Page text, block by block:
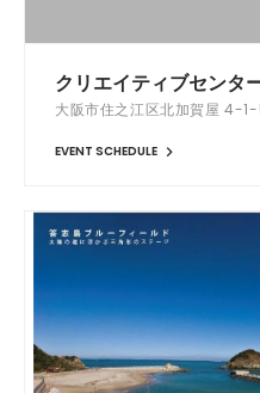
クリエイティブセンタ
大阪市住之江区北加賀屋 4-
EVENT SCHEDULE